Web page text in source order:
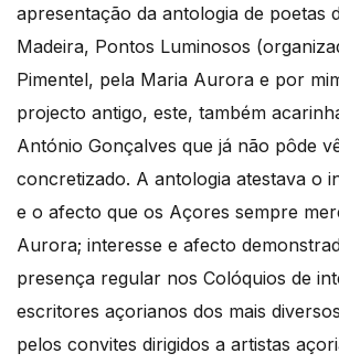
apresentação da antologia de poetas
Madeira, Pontos Luminosos
Pimentel, pela Maria Aurora e por
projecto antigo, este, também
António Gonçalves que já não pôde
concretizado. A antologia atestava o
e o afecto que os Açores sempre
Aurora; interesse e afecto
presença regular nos Colóquios de
escritores açorianos dos mais
pelos convites dirigidos a artistas